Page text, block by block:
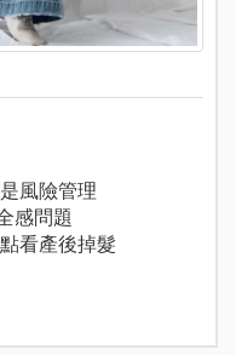
風險管理
感問題
看產後掉髮